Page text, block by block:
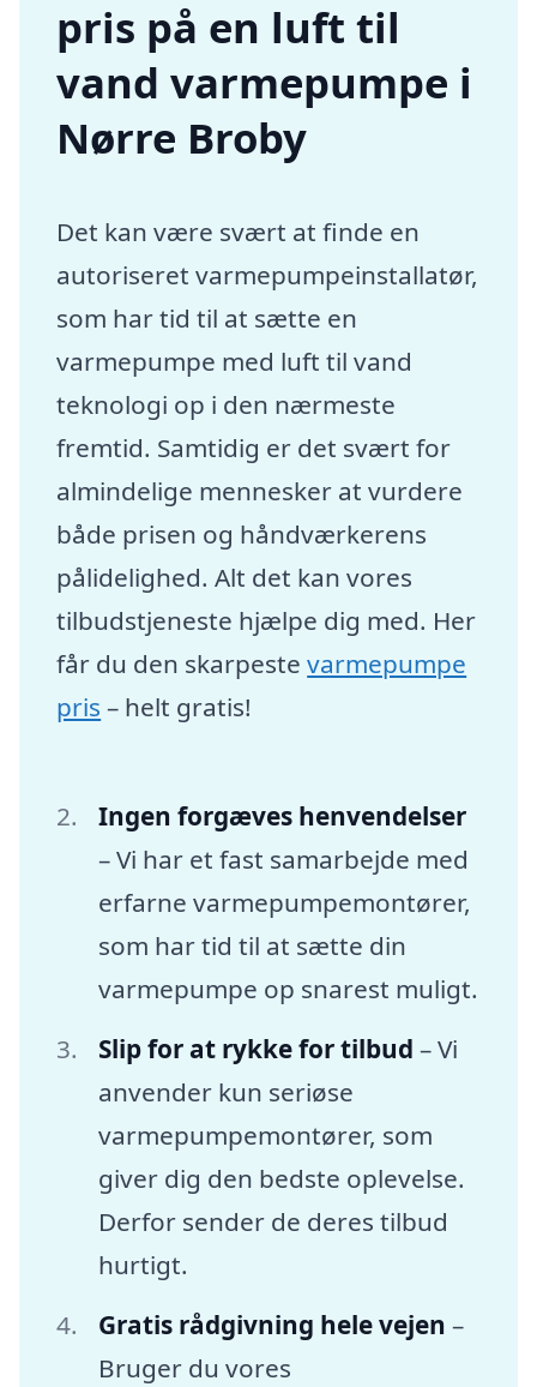
pris på en luft til
vand varmepumpe i
Nørre Broby
Det kan være svært at finde en
autoriseret varmepumpeinstallatør,
som har tid til at sætte en
varmepumpe med luft til vand
teknologi op i den nærmeste
fremtid. Samtidig er det svært for
almindelige mennesker at vurdere
både prisen og håndværkerens
pålidelighed. Alt det kan vores
tilbudstjeneste hjælpe dig med. Her
får du den skarpestevarmepumpe
pris – helt gratis!
Ingen forgæves henvendelser
– Vi har et fast samarbejde med
erfarne varmepumpemontører,
som har tid til at sætte din
varmepumpe op snarest muligt.
Slip for at rykke for tilbud – Vi
anvender kun seriøse
varmepumpemontører, som
giver dig den bedste oplevelse.
Derfor sender de deres tilbud
hurtigt.
Gratis rådgivning hele vejen –
Bruger du vores